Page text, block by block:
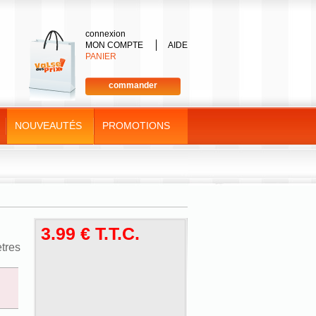
AIDE
MON COMPTE
connexion
PANIER
commander
NOUVEAUTÉS PROMOTIONS
3.99 € T.T.C.